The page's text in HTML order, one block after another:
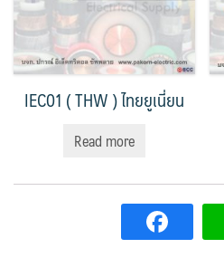
IEC01 ( THW ) ไทยยูเนี่ยน
Read more